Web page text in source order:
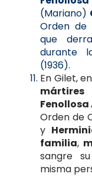
(Mariano)
Orden de
que
durante
(1936).
En Gilet,
mártires
Orden de
y
familia,
sangre
misma